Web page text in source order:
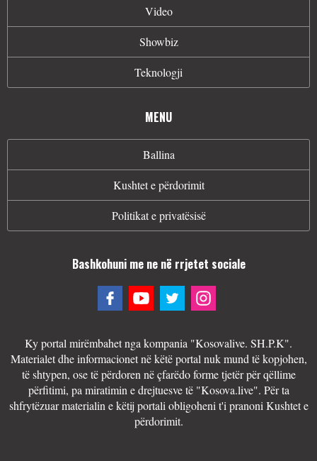
Video
Showbiz
Teknologji
MENU
Ballina
Kushtet e përdorimit
Politikat e privatësisë
Bashkohuni me ne në rrjetet sociale
Ky portal mirëmbahet nga kompania "Kosovalive. SH.P.K".
Materialet dhe informacionet në këtë portal nuk mund të kopjohen,
të shtypen, ose të përdoren në çfarëdo forme tjetër për qëllime
përfitimi, pa miratimin e drejtuesve të "Kosova.live". Për ta
shfrytëzuar materialin e këtij portali obligoheni t'i pranoni Kushtet e
përdorimit.